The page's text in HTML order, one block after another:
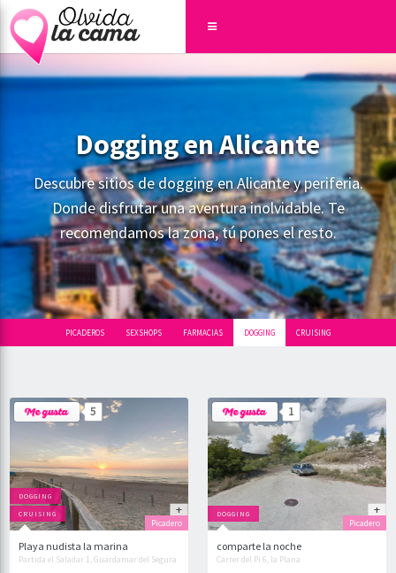
Dogging en Alicante
Descubre sitios de dogging en Alicante y periferia.
Donde disfrutar una aventura inolvidable. Te
recomendamos la zona, tú pones el resto.
PICADEROS SEXSHOPS FARMACIAS DOGGING CRUISING
5
CRUISING
DOGGING
Playa nudista la marina
Partida el Saladar 1, Guardamar del Segura
Picadero
1
DOGGING
comparte la noche
Carrer del Pi 6, la Plana
Picadero